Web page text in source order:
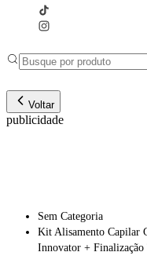
Voltar
publicidade
Sem Categoria
Kit Alisamento Capilar
Innovator +